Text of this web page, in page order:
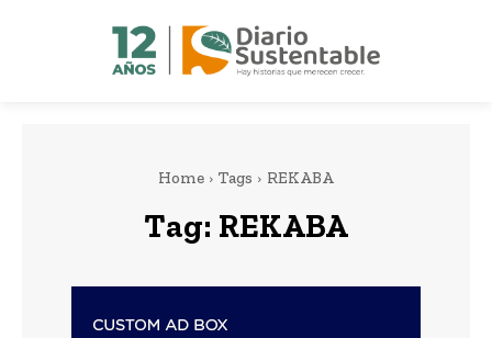
Home Tags REKABA
Tag: REKABA